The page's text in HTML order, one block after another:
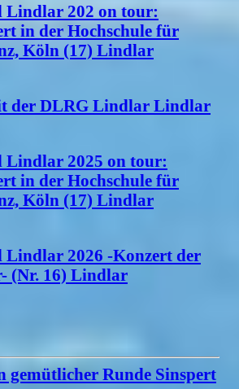
Lindlar 202 on tour:
in der Hochschule für
Köln (17) Lindlar
der DLRG Lindlar Lindlar
Lindlar 2025 on tour:
in der Hochschule für
Köln (17) Lindlar
Lindlar 2026 -Konzert der
(Nr. 16) Lindlar
gemütlicher Runde Sinspert